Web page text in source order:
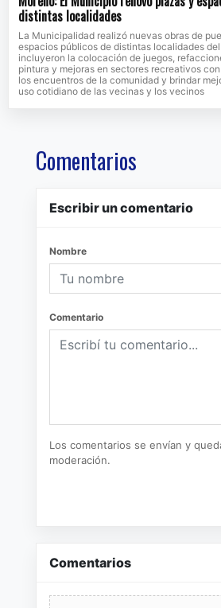
distintas localidades
La Municipalidad realizó nuevas obras de
espacios públicos de distintas localidades
incluyeron la colocación de juegos,
pintura y mejoras en sectores recreativos
los encuentros de la comunidad y brindar
uso cotidiano de las vecinas y los vecinos
Comentarios
Escribir un comentario
Nombre
Comentario
Los comentarios se envían y
moderación.
Comentarios